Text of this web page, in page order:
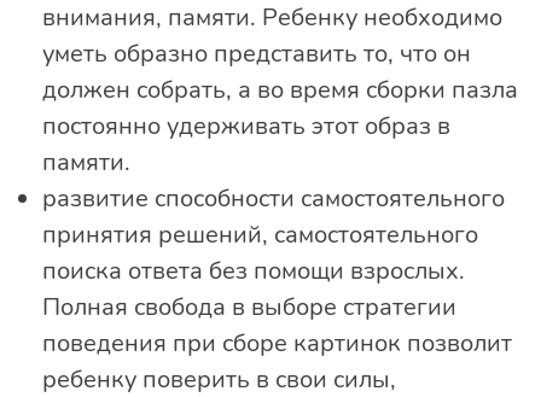
внимания, памяти. Ребенку необходимо
уметь образно представить то, что он
должен собрать, а во время сборки пазла
постоянно удерживать этот образ в
памяти.
развитие способности самостоятельного
принятия решений, самостоятельного
поиска ответа без помощи взрослых.
Полная свобода в выборе стратегии
поведения при сборе картинок позволит
ребенку поверить в свои силы,